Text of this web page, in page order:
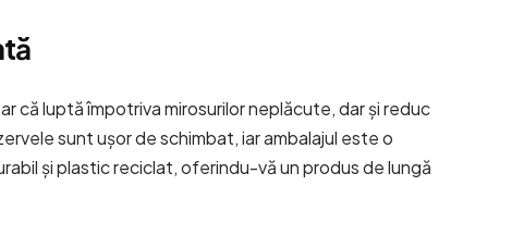
că luptă împotriva mirosurilor neplăcute, dar și reduc
sunt ușor de schimbat, iar ambalajul este o
și plastic reciclat, oferindu-vă un produs de lungă